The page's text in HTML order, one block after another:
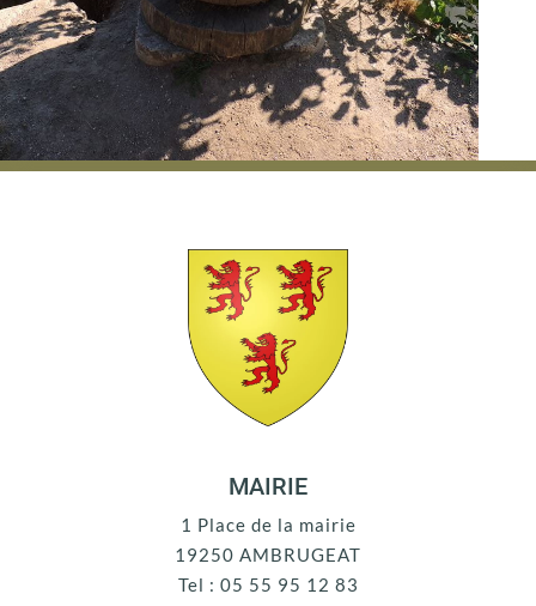
MAIRIE
1 Place de la mairie
19250 AMBRUGEAT
Tel : 05 55 95 12 83